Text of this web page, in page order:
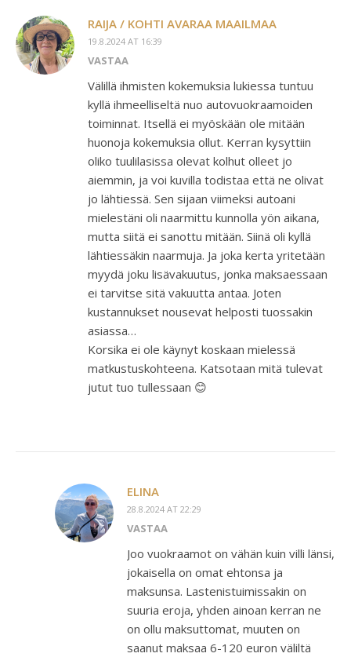
RAIJA / KOHTI AVARAA MAAILMAA
19.8.2024 AT 16:39
VASTAA
Välillä ihmisten kokemuksia lukiessa tuntuu
kyllä ihmeelliseltä nuo autovuokraamoiden
toiminnat. Itsellä ei myöskään ole mitään
huonoja kokemuksia ollut. Kerran kysyttiin
oliko tuulilasissa olevat kolhut olleet jo
aiemmin, ja voi kuvilla todistaa että ne olivat
jo lähtiessä. Sen sijaan viimeksi autoani
mielestäni oli naarmittu kunnolla yön aikana,
mutta siitä ei sanottu mitään. Siinä oli kyllä
lähtiessäkin naarmuja. Ja joka kerta yritetään
myydä joku lisävakuutus, jonka maksaessaan
ei tarvitse sitä vakuutta antaa. Joten
kustannukset nousevat helposti tuossakin
asiassa…
Korsika ei ole käynyt koskaan mielessä
matkustuskohteena. Katsotaan mitä tulevat
jutut tuo tullessaan 😊
ELINA
28.8.2024 AT 22:29
VASTAA
Joo vuokraamot on vähän kuin villi länsi,
jokaisella on omat ehtonsa ja
maksunsa. Lastenistuimissakin on
suuria eroja, yhden ainoan kerran ne
on ollu maksuttomat, muuten on
saanut maksaa 6-120 euron väliltä